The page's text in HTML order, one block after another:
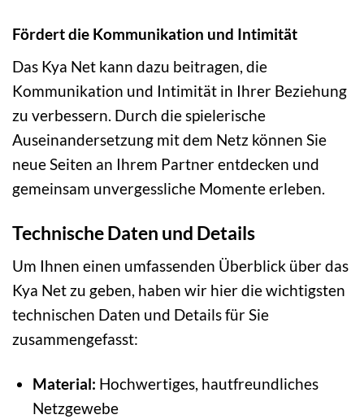
Fördert die Kommunikation und Intimität
Das Kya Net kann dazu beitragen, die
Kommunikation und Intimität in Ihrer Beziehung
zu verbessern. Durch die spielerische
Auseinandersetzung mit dem Netz können Sie
neue Seiten an Ihrem Partner entdecken und
gemeinsam unvergessliche Momente erleben.
Technische Daten und Details
Um Ihnen einen umfassenden Überblick über das
Kya Net zu geben, haben wir hier die wichtigsten
technischen Daten und Details für Sie
zusammengefasst:
Material: Hochwertiges, hautfreundliches
Netzgewebe